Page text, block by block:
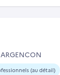
(au détail)